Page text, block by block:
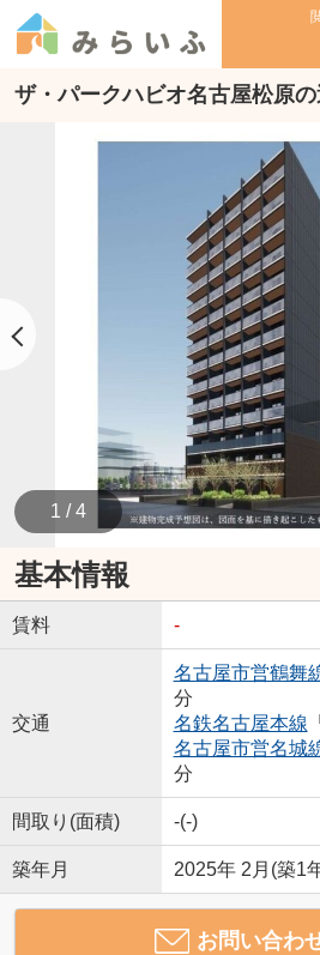
ザ・パークハビオ名古屋松原
1 / 4
基本情報
賃料 -
交通
名古屋市営鶴舞
分
名鉄名古屋本線 「
名古屋市営名城
分
間取り(面積) -(-)
築年月 2025年 2月(築1
お問い合わ